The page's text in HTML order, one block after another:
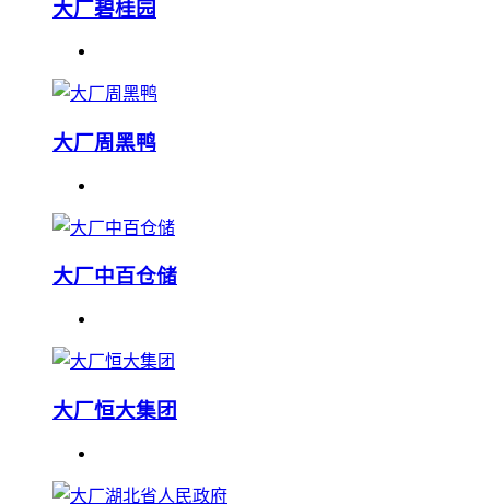
大厂碧桂园
大厂周黑鸭
大厂中百仓储
大厂恒大集团